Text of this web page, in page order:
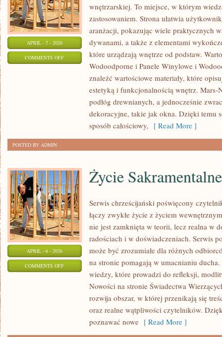
APRIL - 7 - 2026
COMMENTS OFFON
WYKŁADZINY
wnętrzarskiej. To miejsce, w którym
zastosowaniem. Strona ułatwia
aranżacji, pokazując wiele praktycznych
dywanami, a także z elementami
które urządzają wnętrze od podstaw.
Wodoodporne i Panele Winylowe i
znaleźć wartościowe materiały, które
estetyką i funkcjonalnością wnętrz. Mars-
podłóg drewnianych, a jednocześnie
dekoracyjne, takie jak okna. Dzięki temu
sposób całościowy, [ Read More ]
POSTED BY ADMIN
APRIL - 6 - 2026
COMMENTS OFFON
SAKRAMENTALNE
Życie Sakramentalne
Serwis chrześcijański poświęcony
łączy zwykłe życie z życiem
nie jest zamknięta w teorii, lecz realna w
radościach i w doświadczeniach. Serwis
może być zrozumiałe dla różnych
na stronie pomagają w umacnianiu
wiedzy, które prowadzi do refleksji,
Nowości na stronie Świadectwa
rozwija obszar, w której przenikają się
oraz realne wątpliwości czytelników.
poznawać nowe [ Read More ]